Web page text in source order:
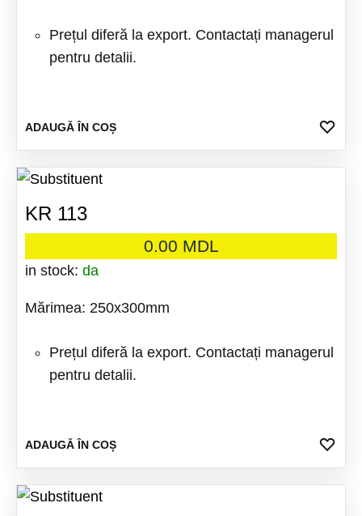
Prețul diferă la export. Contactați managerul
pentru detalii.
ADAUGĂ ÎN COȘ
KR 113
0.00 MDL
in stock: da
Mărimea: 250x300mm
Prețul diferă la export. Contactați managerul
pentru detalii.
ADAUGĂ ÎN COȘ